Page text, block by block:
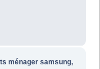
ménager samsung,